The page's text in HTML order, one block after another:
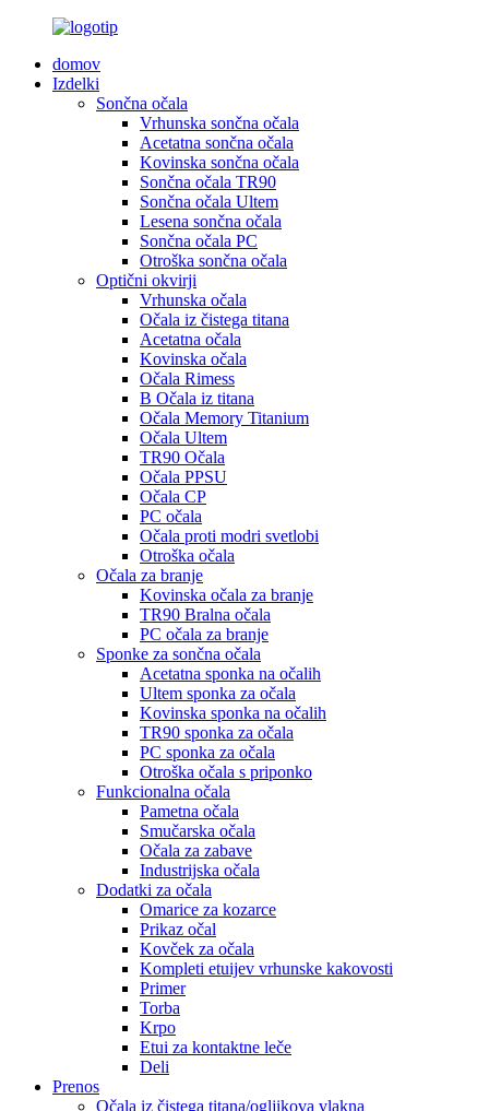
domov
Izdelki
Sončna očala
Vrhunska sončna očala
Acetatna sončna očala
Kovinska sončna očala
Sončna očala TR90
Sončna očala Ultem
Lesena sončna očala
Sončna očala PC
Otroška sončna očala
Optični okvirji
Vrhunska očala
Očala iz čistega titana
Acetatna očala
Kovinska očala
Očala Rimess
B Očala iz titana
Očala Memory Titanium
Očala Ultem
TR90 Očala
Očala PPSU
Očala CP
PC očala
Očala proti modri svetlobi
Otroška očala
Očala za branje
Kovinska očala za branje
TR90 Bralna očala
PC očala za branje
Sponke za sončna očala
Acetatna sponka na očalih
Ultem sponka za očala
Kovinska sponka na očalih
TR90 sponka za očala
PC sponka za očala
Otroška očala s priponko
Funkcionalna očala
Pametna očala
Smučarska očala
Očala za zabave
Industrijska očala
Dodatki za očala
Omarice za kozarce
Prikaz očal
Kovček za očala
Kompleti etuijev vrhunske kakovosti
Primer
Torba
Krpo
Etui za kontaktne leče
Deli
Prenos
Očala iz čistega titana/ogljikova vlakna